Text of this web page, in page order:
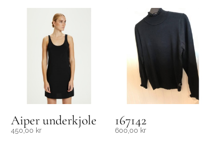
Aiper underkjole
450,00 kr
167142
600,00 kr